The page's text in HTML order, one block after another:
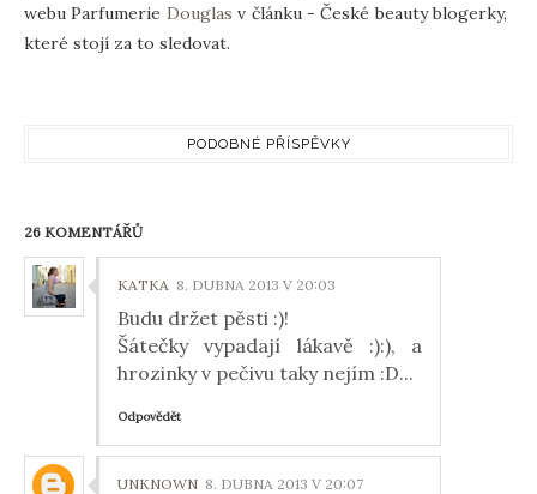
webu Parfumerie Douglas v článku - České beauty blogerky,
které stojí za to sledovat.
PODOBNÉ PŘÍSPĚVKY
26 KOMENTÁŘŮ
KATKA 8. DUBNA 2013 V 20:03
Budu držet pěsti :)!
Šátečky vypadají lákavě :):), a
hrozinky v pečivu taky nejím :D...
Odpovědět
UNKNOWN 8. DUBNA 2013 V 20:07